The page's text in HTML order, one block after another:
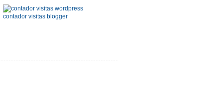
contador visitas blogger